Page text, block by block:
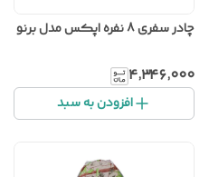
چادر سفری 8 نفره اپکس مدل برنو
۴٬۳۴۶٬۰۰۰
افزودن به سبد